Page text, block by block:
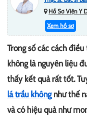
Hồ Sơ Viện Y
Xem hồ sơ
Trong số các cách
không là nguyên liệu
thấy kết quả rất tốt.
lá trầu khôngnhư thế
và có hiệu quả như